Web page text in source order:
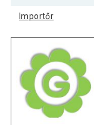
Importőr